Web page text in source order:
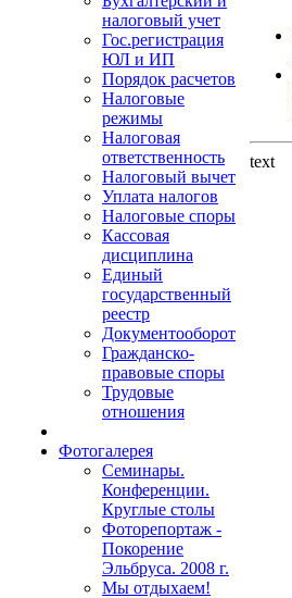
налоговый учет
Гос.регистрация
ЮЛ и ИП
Порядок расчетов
Налоговые
режимы
Налоговая
ответственность
Налоговый вычет
Уплата налогов
Налоговые споры
Кассовая
дисциплина
Единый
государственный
реестр
Документооборот
Гражданско-
правовые споры
Трудовые
отношения
Фотогалерея
Семинары.
Конференции.
Круглые столы
Фоторепортаж -
Покорение
Эльбруса. 2008 г.
Мы отдыхаем!
text